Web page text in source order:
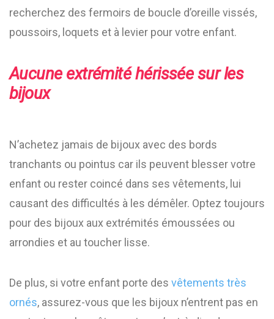
recherchez des fermoirs de boucle d’oreille vissés,
poussoirs, loquets et à levier pour votre enfant.
Aucune extrémité hérissée sur les
bijoux
N’achetez jamais de bijoux avec des bords
tranchants ou pointus car ils peuvent blesser votre
enfant ou rester coincé dans ses vêtements, lui
causant des difficultés à les démêler. Optez toujours
pour des bijoux aux extrémités émoussées ou
arrondies et au toucher lisse.
De plus, si votre enfant porte des vêtements très
ornés, assurez-vous que les bijoux n’entrent pas en